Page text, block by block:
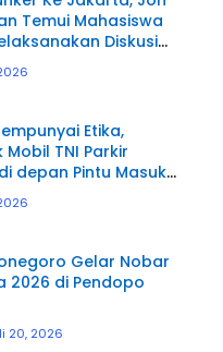
Temui Mahasiswa
Diskusi
Sumber daya
Etika,
TNI Parkir
depan Pintu Masuk
Manokwari.
Gelar Nobar
2026 di Pendopo
20, 2026